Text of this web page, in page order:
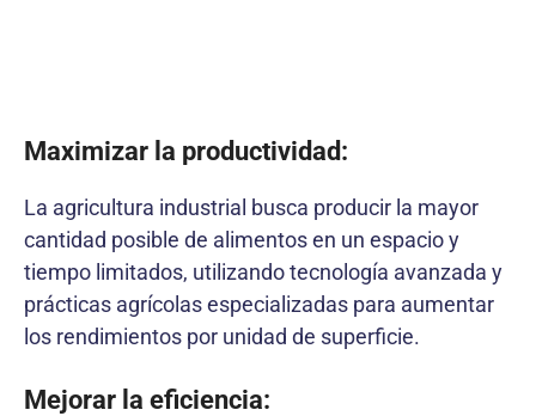
Maximizar la productividad:
La agricultura industrial busca producir la mayor
cantidad posible de alimentos en un espacio y
tiempo limitados, utilizando tecnología avanzada y
prácticas agrícolas especializadas para aumentar
los rendimientos por unidad de superficie.
Mejorar la eficiencia: